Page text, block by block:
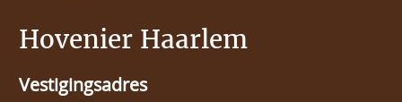
Hovenier Haarlem
Vestigingsadres